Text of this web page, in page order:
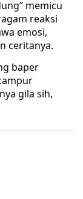
memicu
reaksi
emosi,
ceritanya.
baper
gila sih,